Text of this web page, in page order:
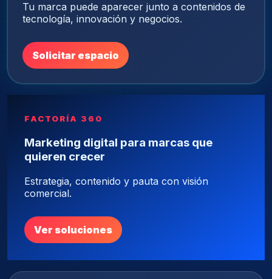
Tu marca puede aparecer junto a contenidos de
tecnología, innovación y negocios.
Solicitar espacio
FACTORÍA 360
Marketing digital para marcas que
quieren crecer
Estrategia, contenido y pauta con visión
comercial.
Ver soluciones